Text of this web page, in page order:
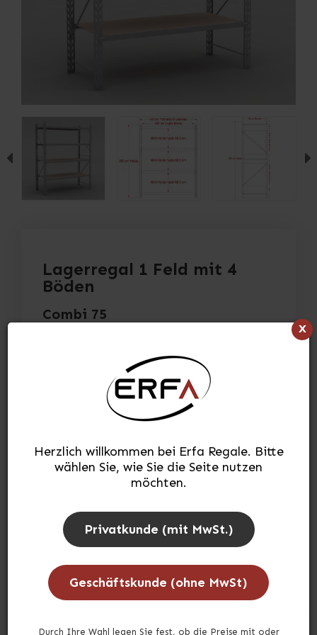
x
Herzlich willkommen bei Erfa Regale. Bitte
wählen Sie, wie Sie die Seite nutzen
möchten.
Privatkunde (mit MwSt.)
Geschäftskunde (ohne MwSt)
Durch Ihre Wahl legen Sie fest, ob die Preise mit oder
Lagerregal 1 Feld mit 4
Böden
Combi 75
H:250 x L:198 x T:80cm
> siehe vollständige Beschreibung
> siehe Spezifikationen
483,12 €
stk. In den Warenkorb
Zur Wunschliste hinzufügen
Lagerbestand: Auf Lager